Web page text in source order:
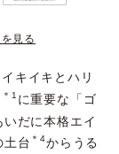
見る
キイキとハリ
＊1 に重要な「ゴ
いだに本格エイ
土台 ＊4からうる